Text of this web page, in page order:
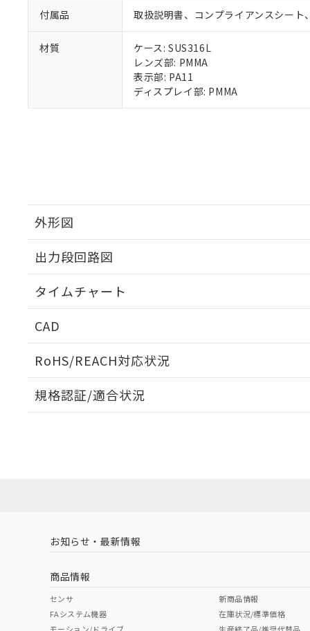
付属品 取扱説明書、コンプライアンスシー
材質
ケース: SUS316L
レンズ部: PMMA
表示部: PA11
ディスプレイ部: PMMA
外形図
出力段回路図
タイムチャート
CAD
RoHS/REACH対応状況
EU RoHS 注意事項・凡例
中国 RoHS 注意事項・凡例
中国 RoHS表
規格認証/適合状況
（イギリス
（ノルウェー
お知らせ・最新情報
商品情報
センサ
FAシステム機器
新商品情報
在庫状況/標準価格